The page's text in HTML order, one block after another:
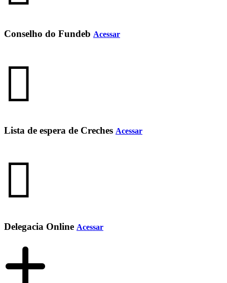
Conselho do Fundeb Acessar
Lista de espera de Creches Acessar
Delegacia Online Acessar